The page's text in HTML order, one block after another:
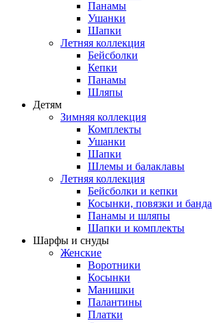
Панамы
Ушанки
Шапки
Летняя коллекция
Бейсболки
Кепки
Панамы
Шляпы
Детям
Зимняя коллекция
Комплекты
Ушанки
Шапки
Шлемы и балаклавы
Летняя коллекция
Бейсболки и кепки
Косынки, повязки и
Панамы и шляпы
Шапки и комплекты
Шарфы и снуды
Женские
Воротники
Косынки
Манишки
Палантины
Платки